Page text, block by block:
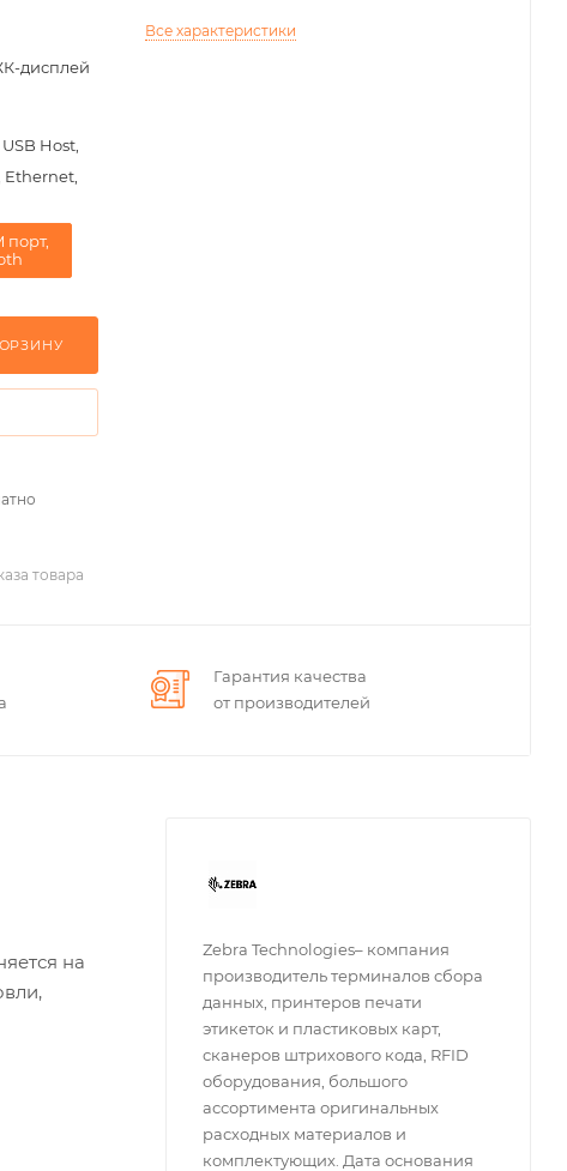
дисплей
USB Host,
Ethernet,
порт,
Все характеристики
товара
Гарантия качества
от производителей
на
Zebra Technologies– компания
производитель терминалов сбора
данных, принтеров печати
этикеток и пластиковых карт,
сканеров штрихового кода, RFID
оборудования, большого
ассортимента оригинальных
расходных материалов и
комплектующих. Дата основания